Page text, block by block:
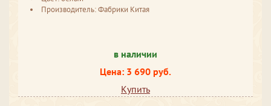
Производитель: Фабрики Китая
в наличии
Цена: 3 690 руб.
Купить